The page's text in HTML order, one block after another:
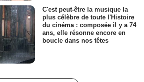
C'est peut-être la musique la
plus célèbre de toute l'Histoire
du cinéma : composée il y a 74
ans, elle résonne encore en
boucle dans nos têtes